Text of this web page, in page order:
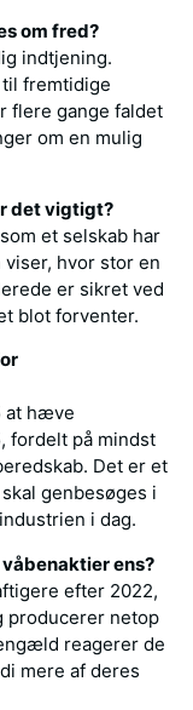
om fred?
indtjening.
fremtidige
flere gange faldet
om en mulig
det vigtigt?
et selskab har
hvor stor en
er sikret ved
blot forventer.
at hæve
fordelt på mindst
Det er et
genbesøges i
i dag.
ens?
efter 2022,
producerer netop
reagerer de
mere af deres